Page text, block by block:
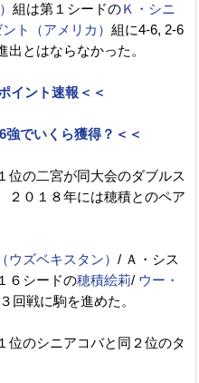
組は第１シードのＫ・シニ
ト（アメリカ） 組に4-6, 2-6
とはならなかった。
イント速報＜＜
強でいくら獲得？＜＜
位の二宮が同大会のダブルス
２０１８年には穂積とのペア
ウズベキスタン） / Ａ・シス
６シードの穂積絵莉/ ウー・
回戦に駒を進めた。
位のシニアコバと同２位のタ